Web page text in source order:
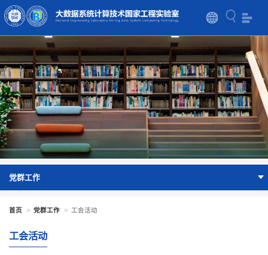
党群工作
首页 > 党群工作 > 工会活动
工会活动